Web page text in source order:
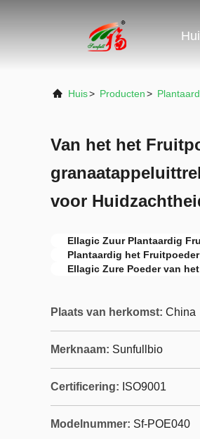
Huis> Producten>
Van het het
voor
Ellagic Zuur Plantaardig
Plantaardig het
Ellagic Zure Poeder van
Plaats van herkomst: China
Merknaam: Sunfullbio
Certificering: ISO9001
Modelnummer: Sf-POE040